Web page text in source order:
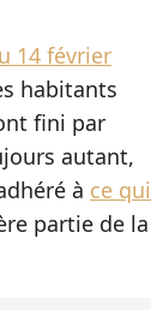
14 février
habitants
fini par
autant,
à ce qui
partie de la